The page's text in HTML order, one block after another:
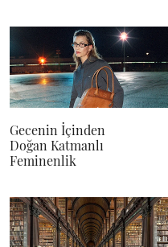
Gecenin İçinden
Doğan Katmanlı
Feminenlik